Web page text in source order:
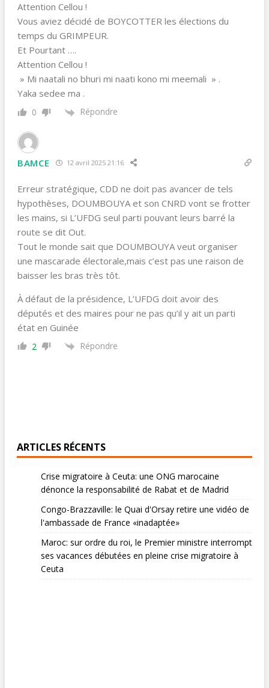
Attention Cellou !
Vous aviez décidé de BOYCOTTER les élections du
temps du GRIMPEUR.
Et Pourtant ….
Attention Cellou !
» Mi naatali no bhuri mi naati kono mi meemali » .
Yaka sedee ma .
0 Répondre
BAMCE 12 avril 2025 21:16
Erreur stratégique, CDD ne doit pas avancer de tels
hypothèses, DOUMBOUYA et son CNRD vont se frotter
les mains, si L’UFDG seul parti pouvant leurs barré la
route se dit Out.
Tout le monde sait que DOUMBOUYA veut organiser
une mascarade électorale,mais c’est pas une raison de
baisser les bras très tôt.
À défaut de la présidence, L’UFDG doit avoir des
députés et des maires pour ne pas qu’il y ait un parti
état en Guinée
2 Répondre
ARTICLES RÉCENTS
Crise migratoire à Ceuta: une ONG marocaine
dénonce la responsabilité de Rabat et de Madrid
Congo-Brazzaville: le Quai d'Orsay retire une vidéo de
l'ambassade de France «inadaptée»
Maroc: sur ordre du roi, le Premier ministre interrompt
ses vacances débutées en pleine crise migratoire à
Ceuta